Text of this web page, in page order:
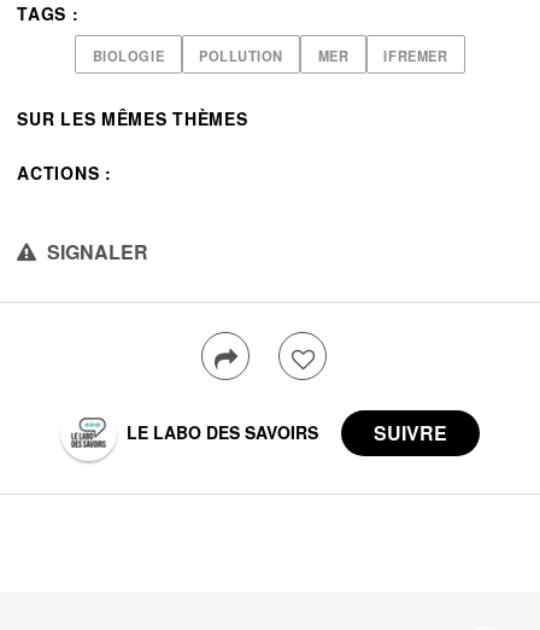
TAGS :
BIOLOGIE POLLUTION MER IFREMER
SUR LES MÊMES THÈMES
ACTIONS :
SIGNALER
LE LABO DES SAVOIRS